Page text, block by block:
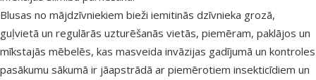
Blusas no mājdzīvniekiem bieži iemitinās dzīvnieka grozā,
guļvietā un regulārās uzturēšanās vietās, piemēram, paklājos un
mīkstajās mēbelēs, kas masveida invāzijas gadījumā un kontroles
pasākumu sākumā ir jāapstrādā ar piemērotiem insekticīdiem un